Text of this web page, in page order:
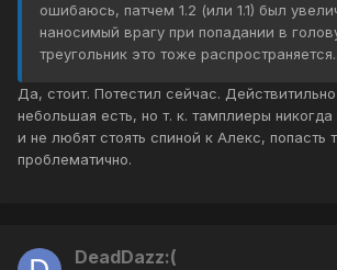
ошибаюсь, патчем 1.2 (или 1.1) был
наносимый врагу при попадании в
треугольник это тоже
Да, стоит. Потестил сейчас.
небольшая есть, но т. к. тамплиеры никогда
и не любят стоять спиной к Алекс, попасть
проблематично.
DeadDazz:(